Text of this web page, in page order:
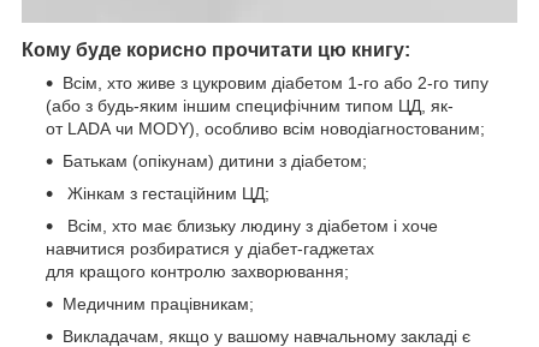
Кому буде корисно прочитати цю книгу:
Всім, хто живе з цукровим діабетом 1-го або 2-го типу
(або з будь-яким іншим специфічним типом ЦД, як-
от LADA чи MODY), особливо всім новодіагностованим;
Батькам (опікунам) дитини з діабетом;
Жінкам з гестаційним ЦД;
Всім, хто має близьку людину з діабетом і хоче
навчитися розбиратися у діабет-гаджетах
для кращого контролю захворювання;
Медичним працівникам;
Викладачам, якщо у вашому навчальному закладі є